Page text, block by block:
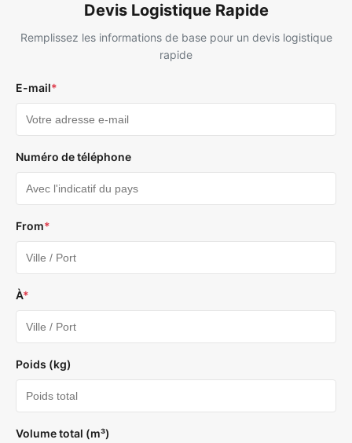
Devis Logistique Rapide
Remplissez les informations de base pour un devis logistique
rapide
E-mail*
Numéro de téléphone
From*
À*
Poids (kg)
Volume total (m³)